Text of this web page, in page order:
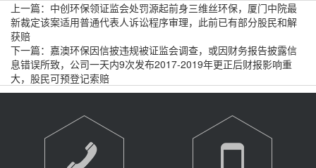
上一篇： 中创环保领证监会处罚源起前身三维丝环保，厦门中院最
新裁定该案适用普通代表人诉讼程序审理，此前已有部分股民和解
获赔
下一篇： 嘉澳环保因信披违规被证监会调查，或因财务报告披露信
息错误所致，公司一天内9次发布2017-2019年更正后财报影响重
大，股民可预登记索赔